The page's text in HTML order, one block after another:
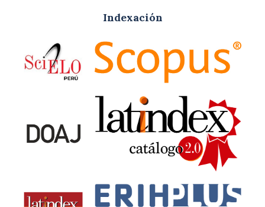
Indexación